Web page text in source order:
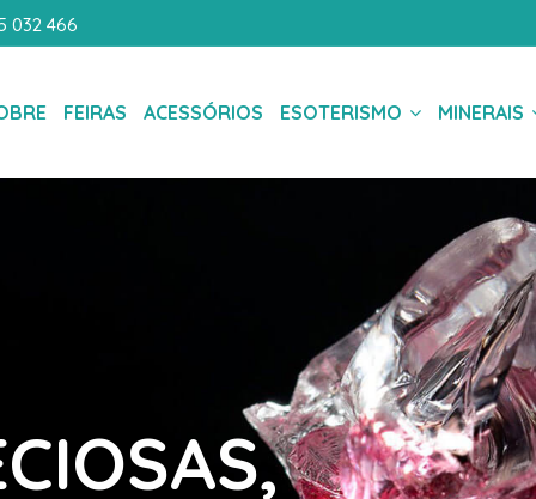
032 466
FEIRAS ACESSÓRIOS ESOTERISMO MINERAIS